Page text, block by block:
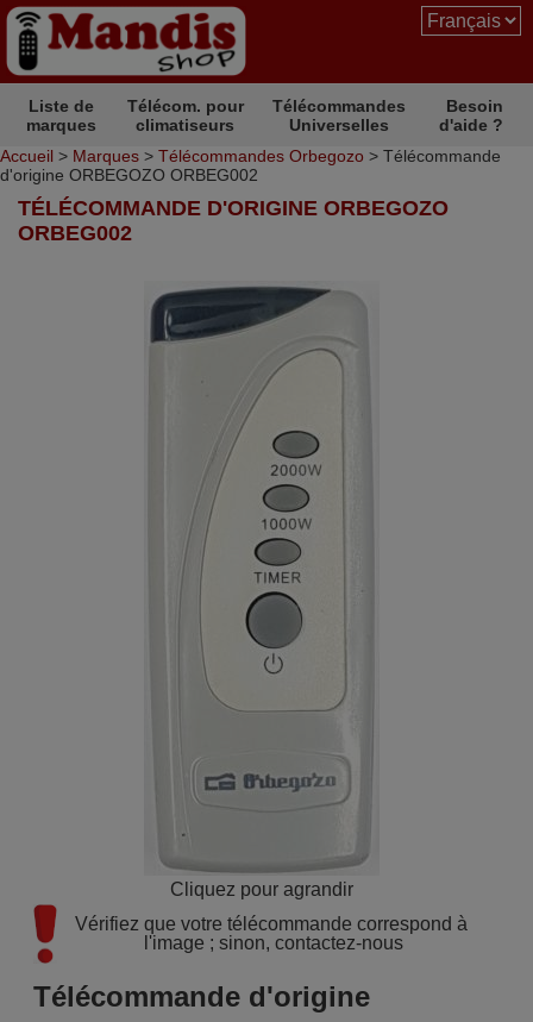
Liste de
marques
Télécom. pour
climatiseurs
Télécommandes
Universelles
Besoin
d'aide ?
Accueil > Marques > Télécommandes Orbegozo > Télécommande
d'origine ORBEGOZO ORBEG002
TÉLÉCOMMANDE D'ORIGINE ORBEGOZO
ORBEG002
Cliquez pour agrandir
Vérifiez que votre télécommande correspond à
l'image ; sinon, contactez-nous
Télécommande d'origine